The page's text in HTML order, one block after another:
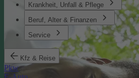
Krankheit, Unfall & Pflege
Beruf, Alter & Finanzen
Service
Kfz & Reise
Pkw